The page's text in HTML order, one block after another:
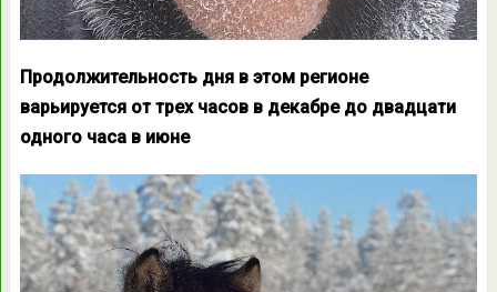
Продолжительность дня в этом регионе
варьируется от трех часов в декабре до двадцати
одного часа в июне